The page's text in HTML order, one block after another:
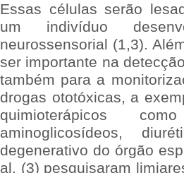
Essas células serão
um indivíduo
neurossensorial (1,3).
ser importante na
também para a
drogas ototóxicas, a
quimioterápicos
aminoglicosídeos,
degenerativo do órgão
al. (3) pesquisaram